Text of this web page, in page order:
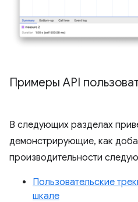
Примеры API
В следующих разделах
демонстрирующие, как
производительности
Пользовательские
шкале